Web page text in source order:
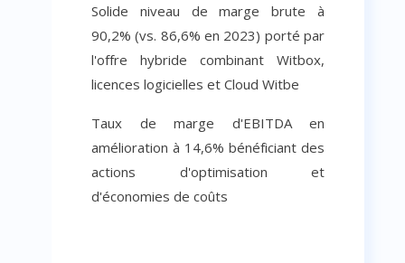
Solide niveau de marge brute à
90,2% (vs. 86,6% en 2023) porté par
l'offre hybride combinant Witbox,
licences logicielles et Cloud Witbe
Taux de marge d'EBITDA en
amélioration à 14,6% bénéficiant des
actions d'optimisation et
d'économies de coûts